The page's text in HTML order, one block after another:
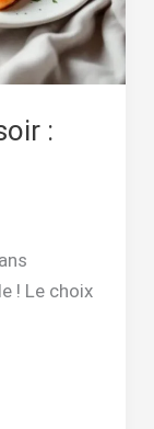
:
! Le choix